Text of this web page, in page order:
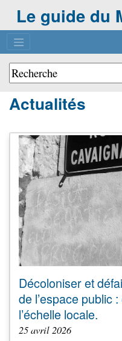
Le guide du
Actualités
Décoloniser et
de l’espace public
l’échelle locale.
25 avril 2026